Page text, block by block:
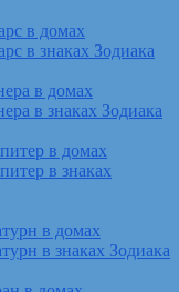
в домах
в знаках Зодиака
в домах
в знаках Зодиака
в домах
в знаках
в домах
в знаках Зодиака